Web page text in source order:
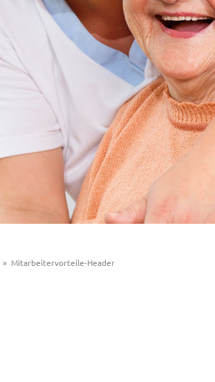
Mitarbeitervorteile-Header